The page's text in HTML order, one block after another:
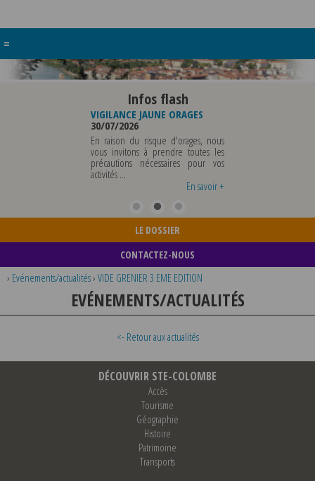
≡
Infos flash
VIGILANCE JAUNE ORAGES
30/07/2026
En raison du risque d'orages, nous
vous invitons à prendre toutes les
précautions nécessaires pour vos
activités ...
En savoir +
LE DOSSIER
CONTACTEZ-NOUS
› Evénements/actualités› VIDE GRENIER 3 EME EDITION
EVÉNEMENTS/ACTUALITÉS
<- Retour aux actualités
DÉCOUVRIR STE-COLOMBE
Accès
Tourisme
Géographie
Histoire
Patrimoine
Transports